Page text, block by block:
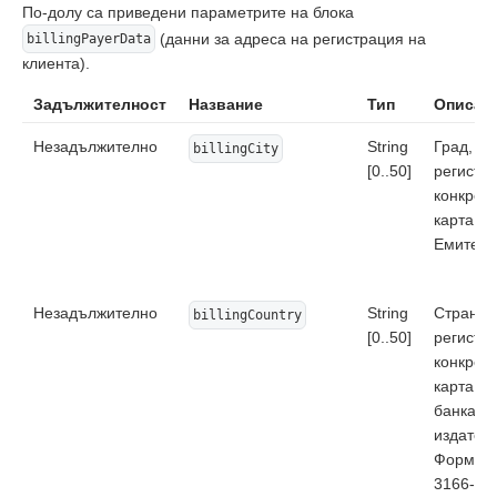
По-долу са приведени параметрите на блока
billingPayerData
(данни за адреса на регистрация на
клиента).
Задължителност Название Тип
Незадължително billingCity
String
[0..50]
Град,
карта в
Емитент.
Незадължително billingCountry
String
[0..50]
Страна,
карта на
банката-
издател.
Формат:
3166-1